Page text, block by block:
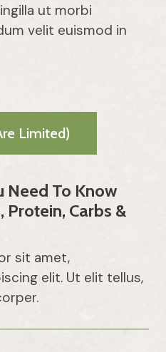
ut morbi
velit euismod in
Limited)
Need To Know
Protein, Carbs &
sit amet,
elit. Ut elit tellus,